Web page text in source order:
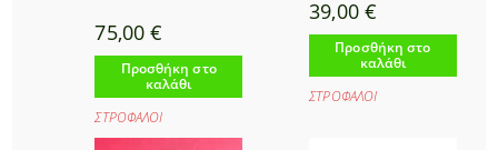
75,00€
Προσθήκη στο
καλάθι
ΣΤΡΟΦΑΛΟΙ
39,00 €
Προσθήκη στο
καλάθι
ΣΤΡΟΦΑΛΟΙ